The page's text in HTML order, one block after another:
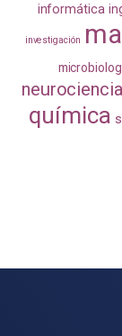
informática
investigación
neurociencia
química